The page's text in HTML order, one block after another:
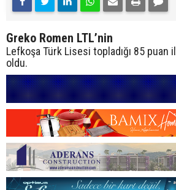
Greko Romen LTL’nin
Lefkoşa Türk Lisesi topladığı 85 puan
oldu.